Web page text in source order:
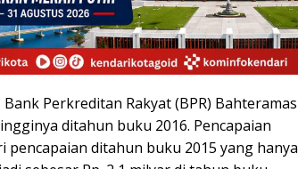
Perkreditan Rakyat (BPR) Bahteramas
ditahun buku 2016. Pencapaian
pencapaian ditahun buku 2015 yang hanya